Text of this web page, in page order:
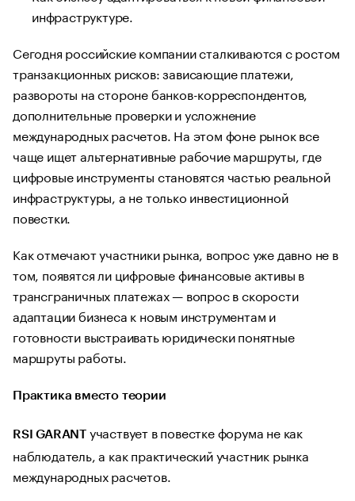
инфраструктуре.
Сегодня российские компании сталкиваются с ростом
транзакционных рисков: зависающие платежи,
развороты на стороне банков-корреспондентов,
дополнительные проверки и усложнение
международных расчетов. На этом фоне рынок все
чаще ищет альтернативные рабочие маршруты, где
цифровые инструменты становятся частью реальной
инфраструктуры, а не только инвестиционной
повестки.
Как отмечают участники рынка, вопрос уже давно не в
том, появятся ли цифровые финансовые активы в
трансграничных платежах — вопрос в скорости
адаптации бизнеса к новым инструментам и
готовности выстраивать юридически понятные
маршруты работы.
Практика вместо теории
RSI GARANT участвует в повестке форума не как
наблюдатель, а как практический участник рынка
международных расчетов.